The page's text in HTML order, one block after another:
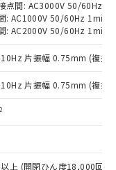
点間: AC3000V 50/60Hz
: AC1000V 50/60Hz 1min
: AC2000V 50/60Hz 1min
片振幅 0.75mm (複振
片振幅 0.75mm (複振
2
上 (開閉ひん度18,000回/h)
の中には、
商品もある
会結果は、
の社内デー
であり、閲
庫および標
ることをご
格はお客
様担当のオ
部品として
場合などや
す。
以下、 カド
ルエーテル類
エチルヘキシ
タル酸ブチ
酸ジブチル
ソブチル
国RoHSの
す。
部門へお問
：
、 Cd(カドミウ
臭化ビフェ
フェニルエーテ
うち、外国
める商品
う）を輸出
合は、日本
務取引許
手続きを
合は、完
輸出されな
す。
在庫あり